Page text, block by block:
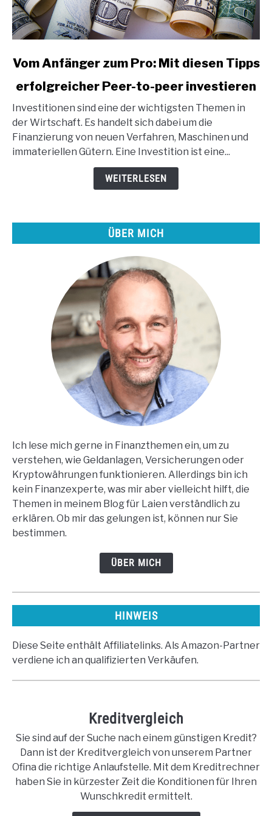
link
Vom
Anfänger
zum
Pro:
Mit
investieren
Vom Anfänger zum Pro: Mit diesen Tipps
erfolgreicher Peer-to-peer investieren
Investitionen sind eine der wichtigsten Themen in
der Wirtschaft. Es handelt sich dabei um die
Finanzierung von neuen Verfahren, Maschinen und
immateriellen Gütern. Eine Investition ist eine...
WEITERLESEN
ÜBER MICH
Ich lese mich gerne in Finanzthemen ein, um zu
verstehen, wie Geldanlagen, Versicherungen oder
Kryptowährungen funktionieren. Allerdings bin ich
kein Finanzexperte, was mir aber vielleicht hilft, die
Themen in meinem Blog für Laien verständlich zu
erklären. Ob mir das gelungen ist, können nur Sie
bestimmen.
ÜBER MICH
HINWEIS
Diese Seite enthält Affiliatelinks. Als Amazon-Partner
verdiene ich an qualifizierten Verkäufen.
Kreditvergleich
Sie sind auf der Suche nach einem günstigen Kredit?
Dann ist der Kreditvergleich von unserem Partner
Ofina die richtige Anlaufstelle. Mit dem Kreditrechner
haben Sie in kürzester Zeit die Konditionen für Ihren
Wunschkredit ermittelt.